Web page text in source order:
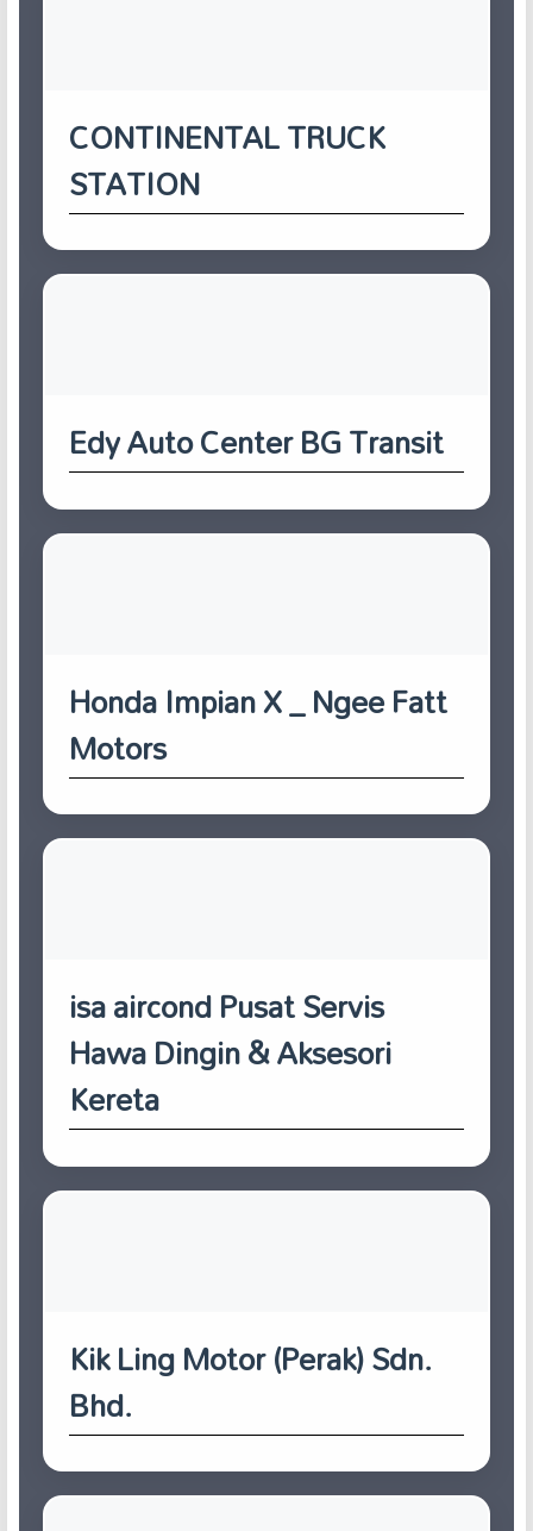
CONTINENTAL TRUCK
STATION
Edy Auto Center BG Transit
Honda Impian X _ Ngee Fatt
Motors
isa aircond Pusat Servis
Hawa Dingin & Aksesori
Kereta
Kik Ling Motor (Perak) Sdn.
Bhd.